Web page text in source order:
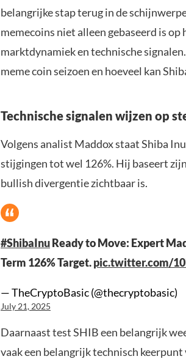
belangrijke stap terug in de
memecoins niet alleen gebaseerd is
marktdynamiek en technische
meme coin seizoen en hoeveel kan
Technische signalen wijzen op
Volgens analist Maddox staat Shiba
stijgingen tot wel 126%. Hij baseert
bullish divergentie zichtbaar is.
#ShibaInuReady to Move: Expert
Term 126% Target.pic.twitter.com/
— TheCryptoBasic (@thecryptobasic)
July 21, 2025
Daarnaast test SHIB een belangrijk
vaak een belangrijk technisch